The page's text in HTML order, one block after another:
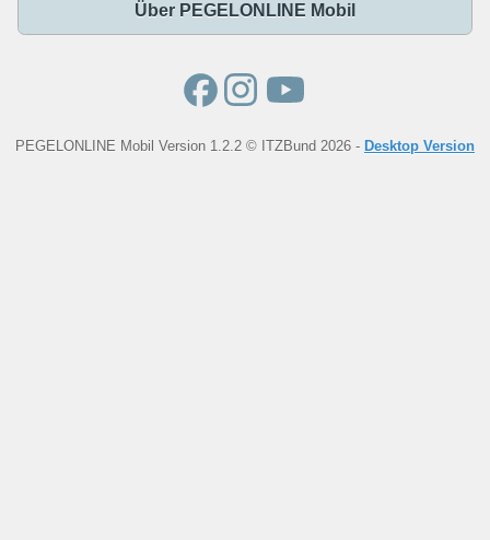
Über PEGELONLINE Mobil
PEGELONLINE Mobil Version 1.2.2 © ITZBund 2026 - Desktop Version